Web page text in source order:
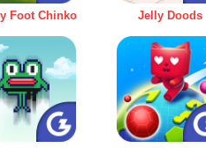
Foot Chinko Jelly Doods